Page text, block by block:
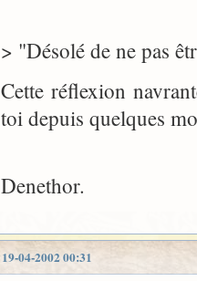
> "Désolé de ne pas
Cette réflexion
toi depuis quelques
Denethor.
19-04-2002 00:31